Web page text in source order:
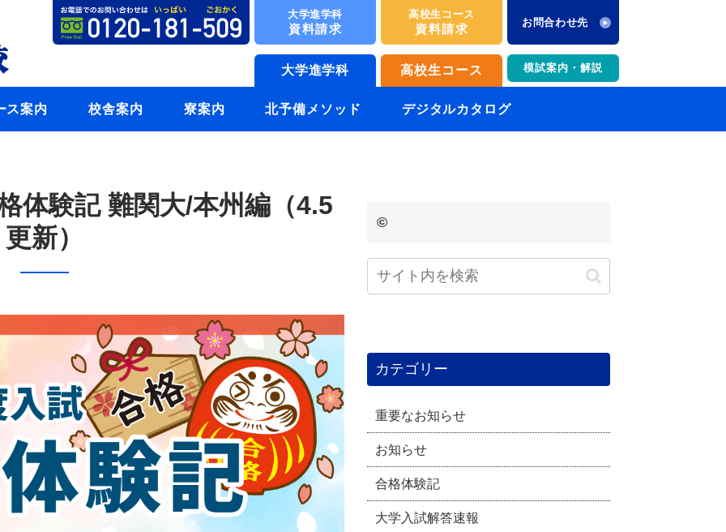
大学進学科
資料請求
高校生コース
資料請求 お問合わせ先
大学進学科 高校生コース 模試案内・解説
ス案内 校舎案内 寮案内 北予備メソッド デジタルカタログ
体験記 難関大/本州編（4.5
更新）
©
カテゴリー
重要なお知らせ
お知らせ
合格体験記
大学入試解答速報